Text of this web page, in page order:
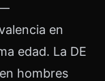
en
edad. La DE
hombres